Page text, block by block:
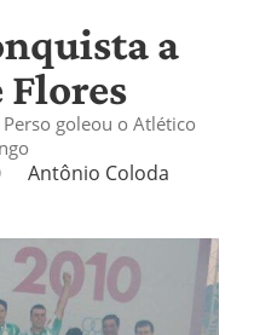
a
Flores
goleou o Atlético
Antônio Coloda